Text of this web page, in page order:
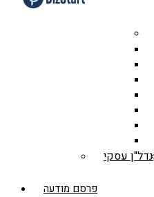
נדל"ן עסקי
פרסם מודעה